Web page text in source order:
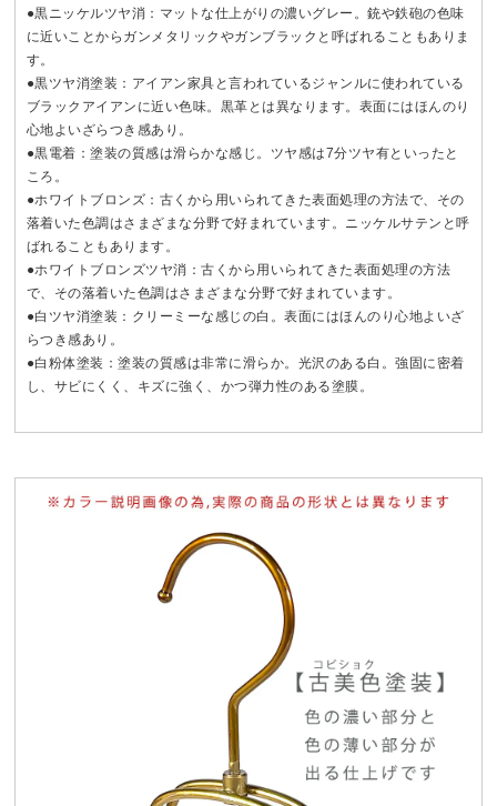
●黒ニッケルツヤ消：マットな仕上がりの濃いグレー。銃や鉄砲の色味
に近いことからガンメタリックやガンブラックと呼ばれることもありま
す。
●黒ツヤ消塗装：アイアン家具と言われているジャンルに使われている
ブラックアイアンに近い色味。黒革とは異なります。表面にはほんのり
心地よいざらつき感あり。
●黒電着：塗装の質感は滑らかな感じ。ツヤ感は7分ツヤ有といったと
ころ。
●ホワイトブロンズ：古くから用いられてきた表面処理の方法で、その
落着いた色調はさまざまな分野で好まれています。ニッケルサテンと呼
ばれることもあります。
●ホワイトブロンズツヤ消：古くから用いられてきた表面処理の方法
で、その落着いた色調はさまざまな分野で好まれています。
●白ツヤ消塗装：クリーミーな感じの白。表面にはほんのり心地よいざ
らつき感あり。
●白粉体塗装：塗装の質感は非常に滑らか。光沢のある白。強固に密着
し、サビにくく、キズに強く、かつ弾力性のある塗膜。